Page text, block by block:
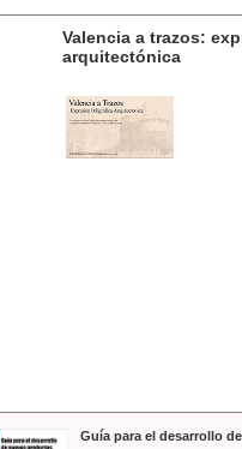
Valencia a trazos:
arquitectónica
Guía para el desarrollo